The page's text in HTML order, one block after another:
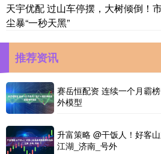
天宇优配 过山车停摆，大树倾倒！
尘暴“一秒天黑”
推荐资讯
赛岳恒配资 连续一个月霸
外模型
升富策略 @干饭人！好客
江湖_济南_号外